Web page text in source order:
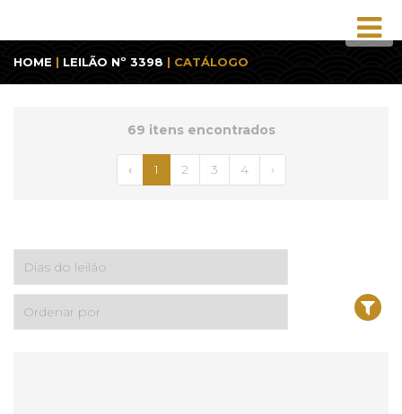
HOME | LEILÃO Nº 3398 | CATÁLOGO
69 itens encontrados
‹ 1 2 3 4 ›